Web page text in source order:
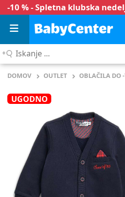
-10 % - Spletna klubska
Iskanje
DOMOV OUTLET OBLAČILA DO
UGODNO